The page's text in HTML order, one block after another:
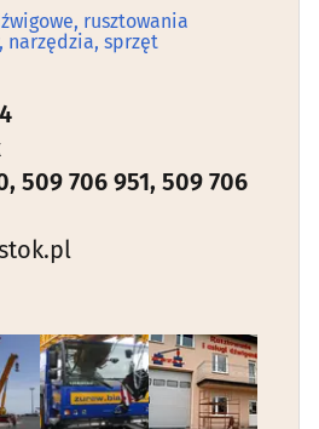
rusztowania
narzędzia, sprzęt
509 706 951, 509 706